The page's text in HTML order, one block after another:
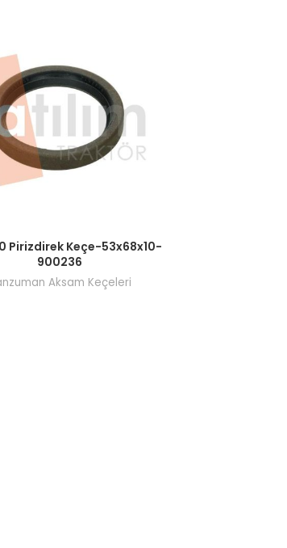
görmek için bayi girişi yapın.
Pirizdirek Keçe-53x68x10-
900236
Aksam Keçeleri